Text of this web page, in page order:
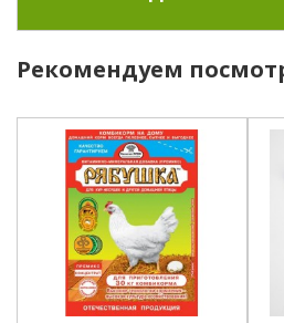
Премикс смешивается с кормом и
Рекомендуем